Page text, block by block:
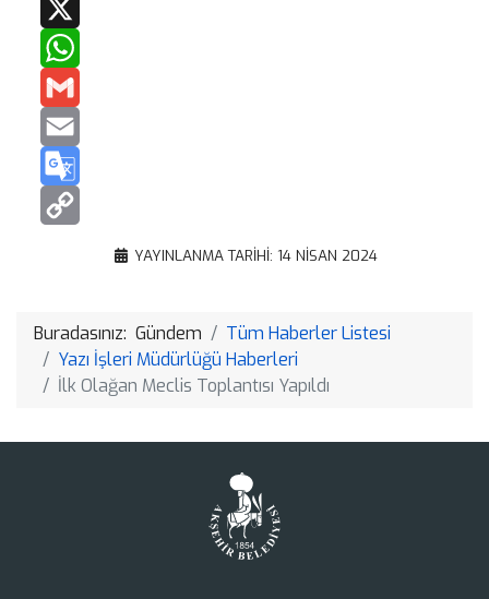
Translate
Copy
YAYINLANMA TARIHI: 14 NISAN 2024
Buradasınız: Gündem
Tüm Haberler Listesi
Yazı İşleri Müdürlüğü Haberleri
İlk Olağan Meclis Toplantısı Yapıldı